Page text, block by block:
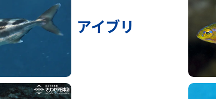
アイブリ